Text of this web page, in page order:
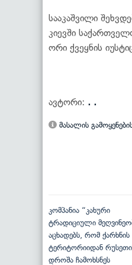
სააკაშვილი
კიევში
ორი ქვეყნის
ავტორი: . .
მასალის
კომპანია “კახური
ტრადიციული
აცხადებს, რომ ქარხნის
ტერიტორიიდან
დროშა ჩამოხსნეს